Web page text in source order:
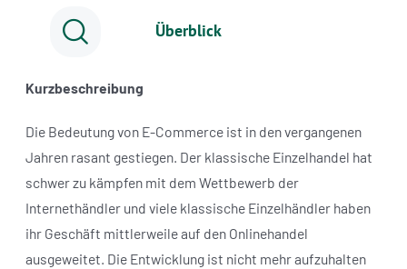
Überblick
Kurzbeschreibung
Die Bedeutung von E-Commerce ist in den vergangenen
Jahren rasant gestiegen. Der klassische Einzelhandel hat
schwer zu kämpfen mit dem Wettbewerb der
Internethändler und viele klassische Einzelhändler haben
ihr Geschäft mittlerweile auf den Onlinehandel
ausgeweitet. Die Entwicklung ist nicht mehr aufzuhalten